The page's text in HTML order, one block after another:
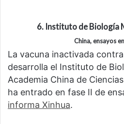
6. Instituto de Biología
China, ensayos
La vacuna inactivada
desarrolla el Instituto de
Academia China de
ha entrado en fase II de
informa Xinhua.